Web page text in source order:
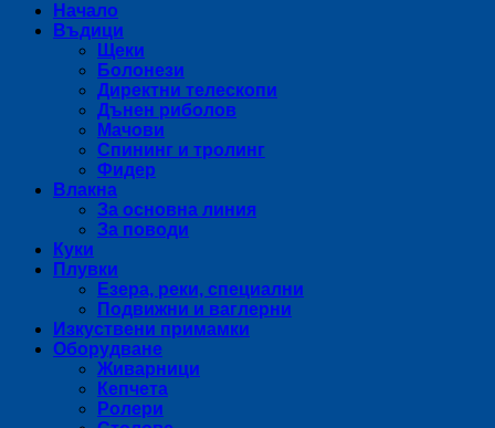
Начало
Въдици
Щеки
Болонези
Директни телескопи
Дънен риболов
Мачови
Спининг и тролинг
Фидер
Влакна
За основна линия
За поводи
Куки
Плувки
Езера, реки, специални
Подвижни и ваглерни
Изкуствени примамки
Оборудване
Живарници
Кепчета
Ролери